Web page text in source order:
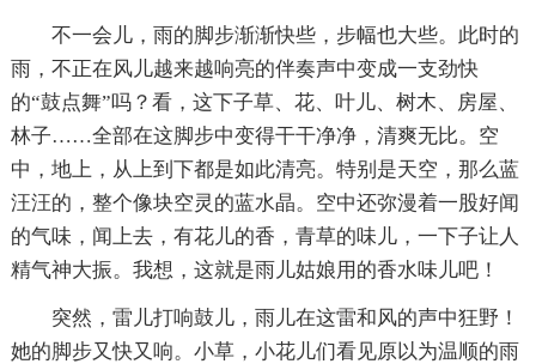
不一会儿，雨的脚步渐渐快些，步幅也大些。此时的
雨，不正在风儿越来越响亮的伴奏声中变成一支劲快
的“鼓点舞”吗？看，这下子草、花、叶儿、树木、房屋、
林子……全部在这脚步中变得干干净净，清爽无比。空
中，地上，从上到下都是如此清亮。特别是天空，那么蓝
汪汪的，整个像块空灵的蓝水晶。空中还弥漫着一股好闻
的气味，闻上去，有花儿的香，青草的味儿，一下子让人
精气神大振。我想，这就是雨儿姑娘用的香水味儿吧！
突然，雷儿打响鼓儿，雨儿在这雷和风的声中狂野！
她的脚步又快又响。小草，小花儿们看见原以为温顺的雨